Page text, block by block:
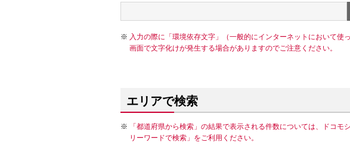
入力の際に「環境依存文字」（一般的にインターネットにおいて
画面で文字化けが発生する場合がありますのでご注意ください。
エリアで検索
「都道府県から検索」の結果で表示される件数については、ドコ
リーワードで検索」をご利用ください。